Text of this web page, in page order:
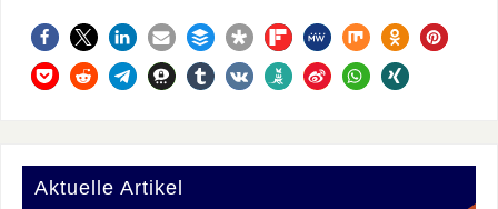
Aktuelle Artikel